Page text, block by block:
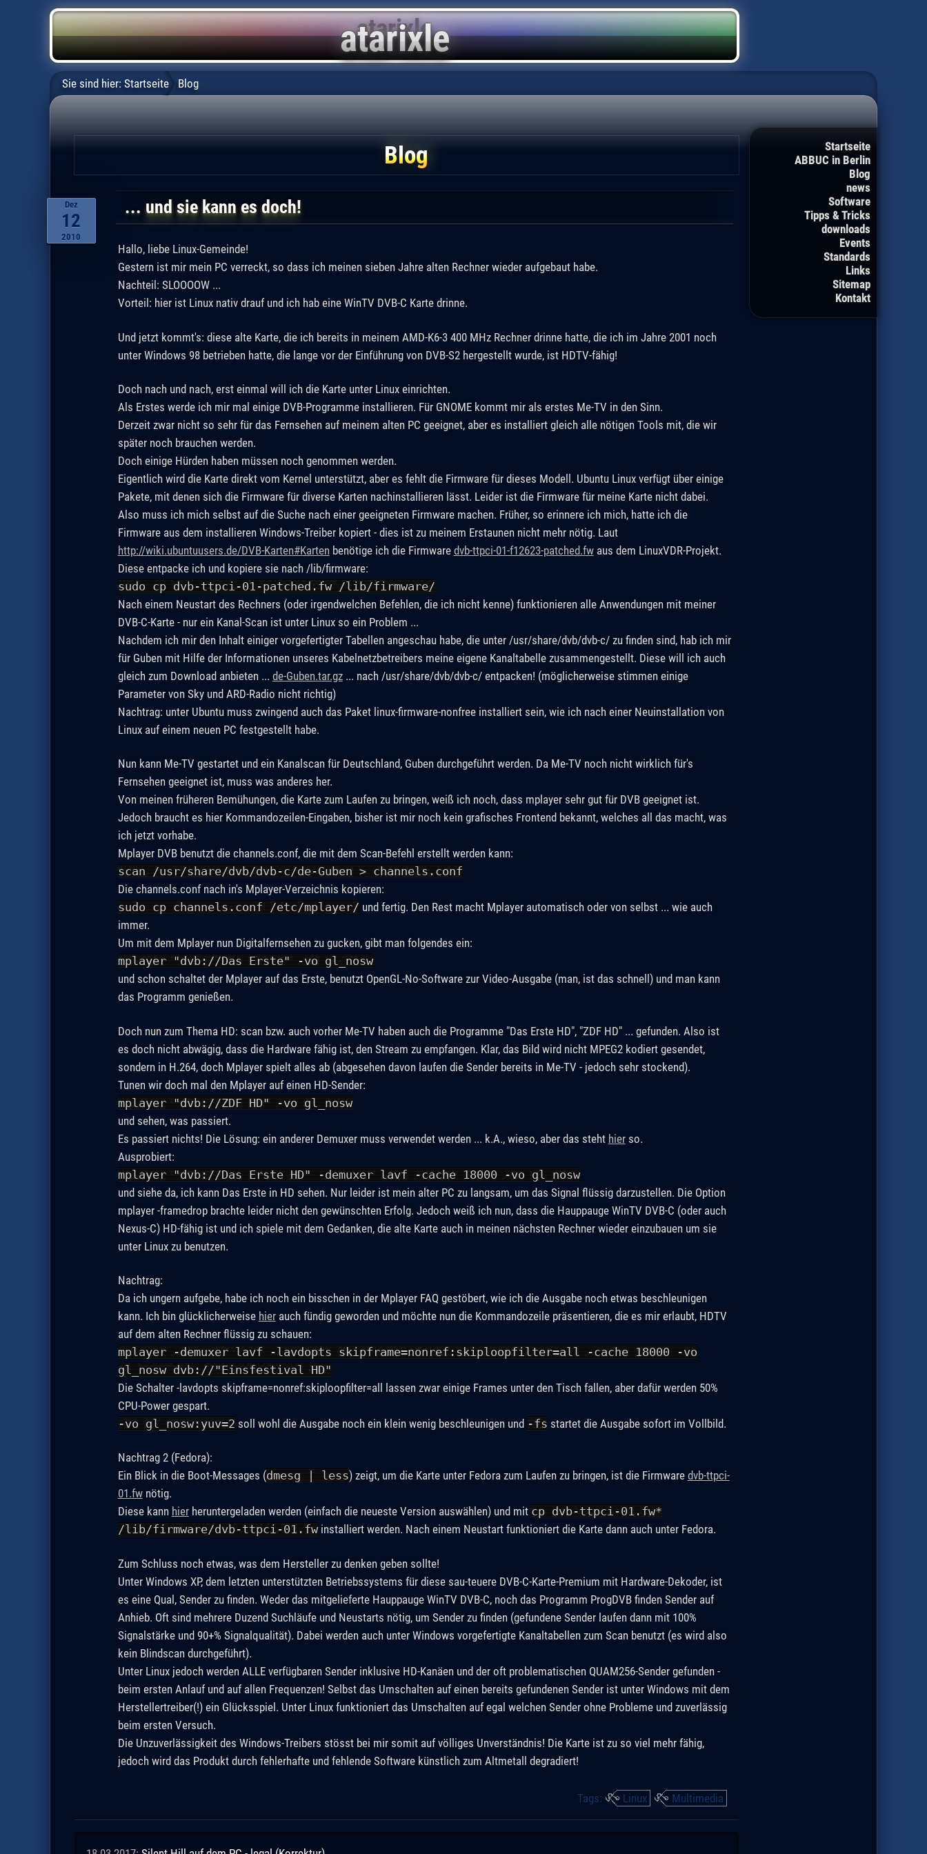
Startseite
ABBUC in Berlin
Blog
news
Software
Tipps & Tricks
downloads
Events
Standards
Links
Sitemap
Kontakt
Sie sind hier: Startseite Blog
Blog
Dez
12
2010
... und sie kann es doch!
Hallo, liebe Linux-Gemeinde!
Gestern ist mir mein PC verreckt, so dass ich meinen sieben Jahre alten Rechner wieder aufgebaut habe.
Nachteil: SLOOOOW ...
Vorteil: hier ist Linux nativ drauf und ich hab eine WinTV DVB-C Karte drinne.
Und jetzt kommt's: diese alte Karte, die ich bereits in meinem AMD-K6-3 400 MHz Rechner drinne hatte, die ich im Jahre 2001 noch
unter Windows 98 betrieben hatte, die lange vor der Einführung von DVB-S2 hergestellt wurde, ist HDTV-fähig!
Doch nach und nach, erst einmal will ich die Karte unter Linux einrichten.
Als Erstes werde ich mir mal einige DVB-Programme installieren. Für GNOME kommt mir als erstes Me-TV in den Sinn.
Derzeit zwar nicht so sehr für das Fernsehen auf meinem alten PC geeignet, aber es installiert gleich alle nötigen Tools mit, die wir
später noch brauchen werden.
Doch einige Hürden haben müssen noch genommen werden.
Eigentlich wird die Karte direkt vom Kernel unterstützt, aber es fehlt die Firmware für dieses Modell. Ubuntu Linux verfügt über einige
Pakete, mit denen sich die Firmware für diverse Karten nachinstallieren lässt. Leider ist die Firmware für meine Karte nicht dabei.
Also muss ich mich selbst auf die Suche nach einer geeigneten Firmware machen. Früher, so erinnere ich mich, hatte ich die
Firmware aus dem installieren Windows-Treiber kopiert - dies ist zu meinem Erstaunen nicht mehr nötig. Laut
http://wiki.ubuntuusers.de/DVB-Karten#Karten benötige ich die Firmware dvb-ttpci-01-f12623-patched.fwaus dem LinuxVDR-Projekt.
Diese entpacke ich und kopiere sie nach /lib/firmware:
sudo cp dvb-ttpci-01-patched.fw /lib/firmware/
Nach einem Neustart des Rechners (oder irgendwelchen Befehlen, die ich nicht kenne) funktionieren alle Anwendungen mit meiner
DVB-C-Karte - nur ein Kanal-Scan ist unter Linux so ein Problem ...
Nachdem ich mir den Inhalt einiger vorgefertigter Tabellen angeschau habe, die unter /usr/share/dvb/dvb-c/ zu finden sind, hab ich mir
für Guben mit Hilfe der Informationen unseres Kabelnetzbetreibers meine eigene Kanaltabelle zusammengestellt. Diese will ich auch
gleich zum Download anbieten ... de-Guben.tar.gz... nach /usr/share/dvb/dvb-c/ entpacken! (möglicherweise stimmen einige
Parameter von Sky und ARD-Radio nicht richtig)
Nachtrag: unter Ubuntu muss zwingend auch das Paket linux-firmware-nonfree installiert sein, wie ich nach einer Neuinstallation von
Linux auf einem neuen PC festgestellt habe.
Nun kann Me-TV gestartet und ein Kanalscan für Deutschland, Guben durchgeführt werden. Da Me-TV noch nicht wirklich für's
Fernsehen geeignet ist, muss was anderes her.
Von meinen früheren Bemühungen, die Karte zum Laufen zu bringen, weiß ich noch, dass mplayer sehr gut für DVB geeignet ist.
Jedoch braucht es hier Kommandozeilen-Eingaben, bisher ist mir noch kein grafisches Frontend bekannt, welches all das macht, was
ich jetzt vorhabe.
Mplayer DVB benutzt die channels.conf, die mit dem Scan-Befehl erstellt werden kann:
scan /usr/share/dvb/dvb-c/de-Guben > channels.conf
Die channels.conf nach in's Mplayer-Verzeichnis kopieren:
sudo cp channels.conf /etc/mplayer/und fertig. Den Rest macht Mplayer automatisch oder von selbst ... wie auch
immer.
Um mit dem Mplayer nun Digitalfernsehen zu gucken, gibt man folgendes ein:
mplayer "dvb://Das Erste" -vo gl_nosw
und schon schaltet der Mplayer auf das Erste, benutzt OpenGL-No-Software zur Video-Ausgabe (man, ist das schnell) und man kann
das Programm genießen.
Doch nun zum Thema HD: scan bzw. auch vorher Me-TV haben auch die Programme "Das Erste HD", "ZDF HD" ... gefunden. Also ist
es doch nicht abwägig, dass die Hardware fähig ist, den Stream zu empfangen. Klar, das Bild wird nicht MPEG2 kodiert gesendet,
sondern in H.264, doch Mplayer spielt alles ab (abgesehen davon laufen die Sender bereits in Me-TV - jedoch sehr stockend).
Tunen wir doch mal den Mplayer auf einen HD-Sender:
mplayer "dvb://ZDF HD" -vo gl_nosw
und sehen, was passiert.
Es passiert nichts! Die Lösung: ein anderer Demuxer muss verwendet werden ... k.A., wieso, aber das steht hierso.
Ausprobiert:
mplayer "dvb://Das Erste HD" -demuxer lavf -cache 18000 -vo gl_nosw
und siehe da, ich kann Das Erste in HD sehen. Nur leider ist mein alter PC zu langsam, um das Signal flüssig darzustellen. Die Option
mplayer -framedrop brachte leider nicht den gewünschten Erfolg. Jedoch weiß ich nun, dass die Hauppauge WinTV DVB-C (oder auch
Nexus-C) HD-fähig ist und ich spiele mit dem Gedanken, die alte Karte auch in meinen nächsten Rechner wieder einzubauen um sie
unter Linux zu benutzen.
Nachtrag:
Da ich ungern aufgebe, habe ich noch ein bisschen in der Mplayer FAQ gestöbert, wie ich die Ausgabe noch etwas beschleunigen
kann. Ich bin glücklicherweise hierauch fündig geworden und möchte nun die Kommandozeile präsentieren, die es mir erlaubt, HDTV
auf dem alten Rechner flüssig zu schauen:
mplayer -demuxer lavf -lavdopts skipframe=nonref:skiploopfilter=all -cache 18000 -vo
gl_nosw dvb://"Einsfestival HD"
Die Schalter -lavdopts skipframe=nonref:skiploopfilter=all lassen zwar einige Frames unter den Tisch fallen, aber dafür werden 50%
CPU-Power gespart.
-vo gl_nosw:yuv=2soll wohl die Ausgabe noch ein klein wenig beschleunigen und -fsstartet die Ausgabe sofort im Vollbild.
Nachtrag 2 (Fedora):
Ein Blick in die Boot-Messages (dmesg | less) zeigt, um die Karte unter Fedora zum Laufen zu bringen, ist die Firmware dvb-ttpci-
01.fwnötig.
Diese kann hierheruntergeladen werden (einfach die neueste Version auswählen) und mit cp dvb-ttpci-01.fw*
/lib/firmware/dvb-ttpci-01.fwinstalliert werden. Nach einem Neustart funktioniert die Karte dann auch unter Fedora.
Zum Schluss noch etwas, was dem Hersteller zu denken geben sollte!
Unter Windows XP, dem letzten unterstützten Betriebssystems für diese sau-teuere DVB-C-Karte-Premium mit Hardware-Dekoder, ist
es eine Qual, Sender zu finden. Weder das mitgelieferte Hauppauge WinTV DVB-C, noch das Programm ProgDVB finden Sender auf
Anhieb. Oft sind mehrere Duzend Suchläufe und Neustarts nötig, um Sender zu finden (gefundene Sender laufen dann mit 100%
Signalstärke und 90+% Signalqualität). Dabei werden auch unter Windows vorgefertigte Kanaltabellen zum Scan benutzt (es wird also
kein Blindscan durchgeführt).
Unter Linux jedoch werden ALLE verfügbaren Sender inklusive HD-Kanäen und der oft problematischen QUAM256-Sender gefunden -
beim ersten Anlauf und auf allen Frequenzen! Selbst das Umschalten auf einen bereits gefundenen Sender ist unter Windows mit dem
Herstellertreiber(!) ein Glücksspiel. Unter Linux funktioniert das Umschalten auf egal welchen Sender ohne Probleme und zuverlässig
beim ersten Versuch.
Die Unzuverlässigkeit des Windows-Treibers stösst bei mir somit auf völliges Unverständnis! Die Karte ist zu so viel mehr fähig,
jedoch wird das Produkt durch fehlerhafte und fehlende Software künstlich zum Altmetall degradiert!
Tags: Linux Multimedia